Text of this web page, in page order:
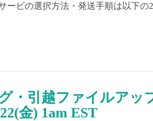
ービの選択方法・発送手順は以下の
・引越ファイルアッ
金) 1am EST